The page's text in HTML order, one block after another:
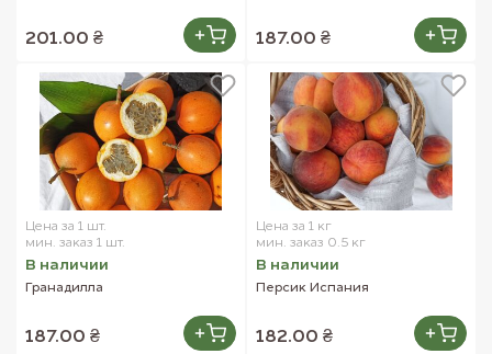
201.00 ₴ 187.00 ₴
Цена за 1 шт.
мин. заказ 1 шт.
В наличии
Гранадилла
187.00 ₴
Цена за 1 кг
мин. заказ 0.5 кг
В наличии
Персик Испания
182.00 ₴